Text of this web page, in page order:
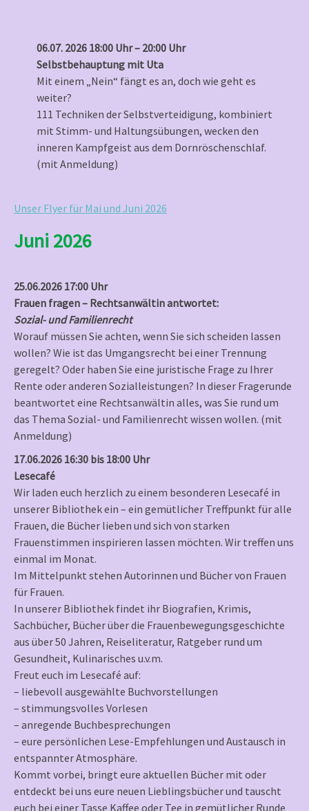
06.07. 2026 18:00 Uhr – 20:00 Uhr
Selbstbehauptung mit Uta
Mit einem „Nein“ fängt es an, doch wie geht es
weiter?
111 Techniken der Selbstverteidigung, kombiniert
mit Stimm- und Haltungsübungen, wecken den
inneren Kampfgeist aus dem Dornröschenschlaf.
(mit Anmeldung)
Unser Flyer für Mai und Juni 2026
Juni 2026
25.06.2026 17:00 Uhr
Frauen fragen – Rechtsanwältin antwortet:
Sozial- und Familienrecht
Worauf müssen Sie achten, wenn Sie sich scheiden lassen
wollen? Wie ist das Umgangsrecht bei einer Trennung
geregelt? Oder haben Sie eine juristische Frage zu Ihrer
Rente oder anderen Sozialleistungen? In dieser Fragerunde
beantwortet eine Rechtsanwältin alles, was Sie rund um
das Thema Sozial- und Familienrecht wissen wollen. (mit
Anmeldung)
17.06.2026 16:30 bis 18:00 Uhr
Lesecafé
Wir laden euch herzlich zu einem besonderen Lesecafé in
unserer Bibliothek ein – ein gemütlicher Treffpunkt für alle
Frauen, die Bücher lieben und sich von starken
Frauenstimmen inspirieren lassen möchten. Wir treffen uns
einmal im Monat.
Im Mittelpunkt stehen Autorinnen und Bücher von Frauen
für Frauen.
In unserer Bibliothek findet ihr Biografien, Krimis,
Sachbücher, Bücher über die Frauenbewegungsgeschichte
aus über 50 Jahren, Reiseliteratur, Ratgeber rund um
Gesundheit, Kulinarisches u.v.m.
Freut euch im Lesecafé auf:
– liebevoll ausgewählte Buchvorstellungen
– stimmungsvolles Vorlesen
– anregende Buchbesprechungen
– eure persönlichen Lese-Empfehlungen und Austausch in
entspannter Atmosphäre.
Kommt vorbei, bringt eure aktuellen Bücher mit oder
entdeckt bei uns eure neuen Lieblingsbücher und tauscht
euch bei einer Tasse Kaffee oder Tee in gemütlicher Runde